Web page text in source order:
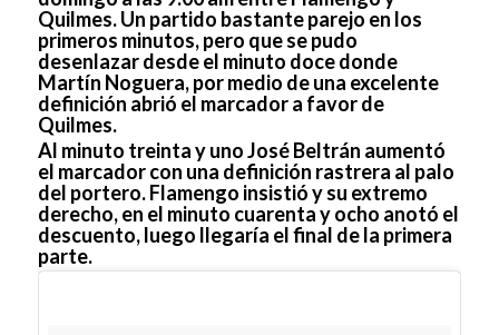
Quilmes. Un partido bastante parejo en los
primeros minutos, pero que se pudo
desenlazar desde el minuto doce donde
Martín Noguera, por medio de una excelente
definición abrió el marcador a favor de
Quilmes.
Al minuto treinta y uno José Beltrán aumentó
el marcador con una definición rastrera al palo
del portero. Flamengo insistió y su extremo
derecho, en el minuto cuarenta y ocho anotó el
descuento, luego llegaría el final de la primera
parte.